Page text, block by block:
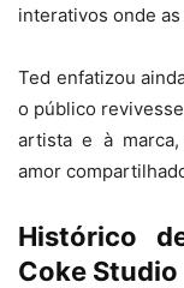
interativos onde as
Ted enfatizou
o público
artista e à
amor
Histórico
Coke Studio